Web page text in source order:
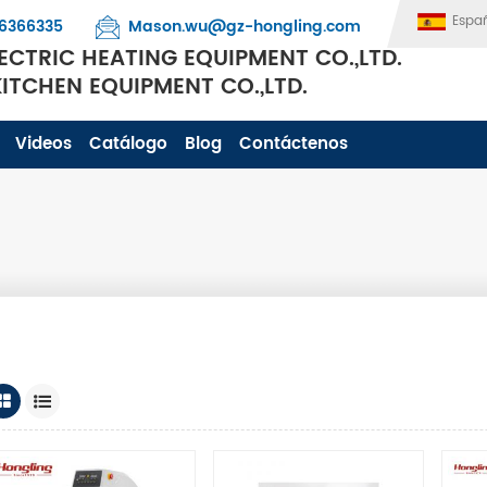
Mason.wu@gz-hongling.com
HEATING EQUIPMENT CO.,LTD.
EQUIPMENT CO.,LTD.
Videos Catálogo Blog Contáctenos